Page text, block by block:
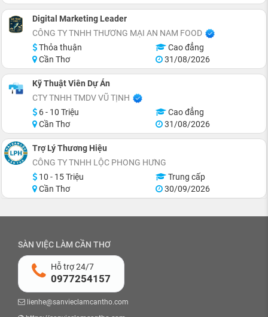
Digital Marketing Leader
CÔNG TY TNHH THƯƠNG MẠI AN NAM FOOD
Thỏa thuận
Cao đẳng
Cần Thơ
31/08/2026
Kỹ Thuật Viên Dự Án
CTY TNHH TMDV VŨ TỊNH
6 - 10 Triệu
Cao đẳng
Cần Thơ
31/08/2026
Trợ Lý Thương Hiệu
CÔNG TY TNHH LỘC PHONG HƯNG
10 - 15 Triệu
Trung cấp
Cần Thơ
30/09/2026
SÀN VIỆC LÀM CẦN THƠ
Hỗ trợ 24/7
0977254157
lienhe@sanvieclamcantho.com